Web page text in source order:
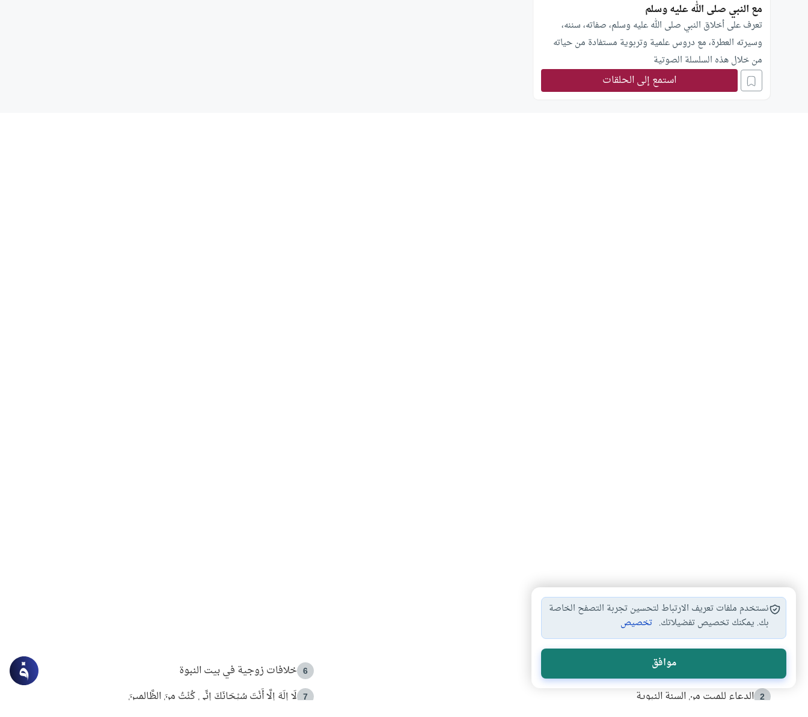
مع النبي صلى الله عليه وسلم
تعرف على أخلاق النبي صلى الله عليه وسلم، صفاته، سننه،
وسيرته العطرة، مع دروس علمية وتربوية مستفادة من حياته
من خلال هذه السلسلة الصوتية
استمع إلى الحلقات
الأكثر قراءة
أدعية من السنة النبوية
2
الدعاء للميت من السنة النبوية
6 خلافات زوجية في بيت النبوة
7
لَا إِلَهَ إِلَّا أَنْتَ سُبْحَانَكَ إِنِّي كُنْتُ مِنَ الظَّالِمِينَ
نستخدم ملفات تعريف الارتباط لتحسين تجربة التصفح الخاصة
بك. يمكنك تخصيص تفضيلاتك. تخصيص
موافق